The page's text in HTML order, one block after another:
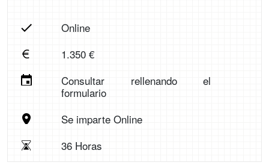
Online
1.350 €
Consultar rellenando el
formulario
Se imparte Online
36 Horas